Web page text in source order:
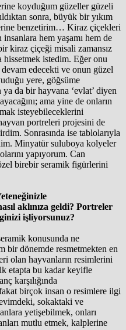
koyduğum güzeller güzeli
sonra, büyük bir yıkım
benzetirim… Kiraz çiçekleri
hem yaşamı hem de
kiraz çiçeği misali zamansız
hissetmek istedim. Eğer onu
edecekti ve onun güzel
yere, göğsüme
da bir hayvana ‘evlat’ diyen
ama yine de onların
isteyebileceklerini
portreleri projesini de
Sonrasında ise tablolarıyla
Minyatür suluboya kolyeler
yapıyorum. Can
birebir seramik figürlerini
aklınıza geldi? Portreler
işliyorsunuz?
konusunda ne
bir dönemde resmetmekten en
olan hayvanların resimlerini
etapta bu kadar keyifle
karşılığında
birçok insan o resimlere ilgi
sokaktaki ve
yetişebilmek, onları
mutlu etmek, kalplerine